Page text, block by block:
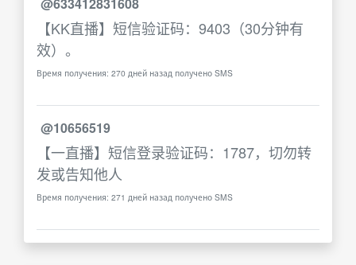
【KK直播】短信验证码：9403（30分钟有
效）。
Время получения: 270 дней назад получено SMS
@10656519
【一直播】短信登录验证码：1787，切勿转
发或告知他人
Время получения: 271 дней назад получено SMS